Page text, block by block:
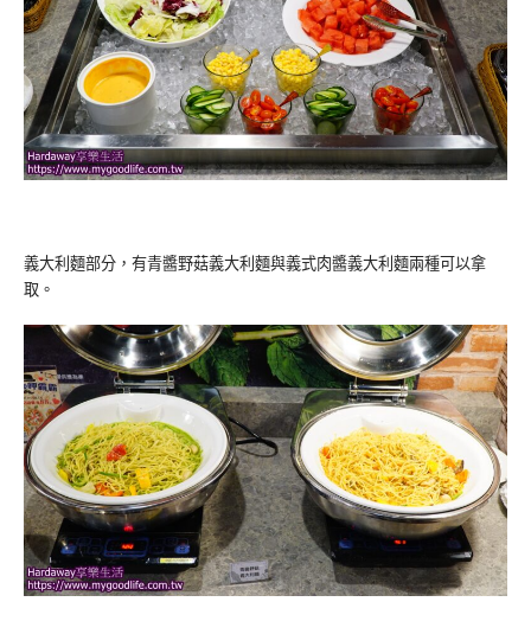
義大利麵部分，有青醬野菇義大利麵與義式肉醬義大利麵兩種可以拿
取。